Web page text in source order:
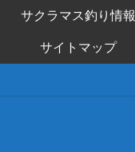
サクラマス釣り情報
サイトマップ